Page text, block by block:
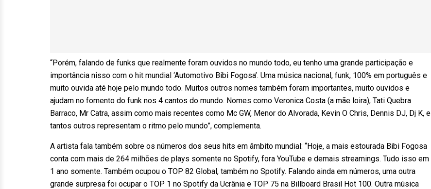
“Porém, falando de funks que realmente foram ouvidos no mundo todo, eu tenho uma grande participação e
importância nisso com o hit mundial ‘Automotivo Bibi Fogosa’. Uma música nacional, funk, 100% em português e
muito ouvida até hoje pelo mundo todo. Muitos outros nomes também foram importantes, muito ouvidos e
ajudam no fomento do funk nos 4 cantos do mundo. Nomes como Veronica Costa (a mãe loira), Tati Quebra
Barraco, Mr Catra, assim como mais recentes como Mc GW, Menor do Alvorada, Kevin O Chris, Dennis DJ, Dj K, e
tantos outros representam o ritmo pelo mundo”, complementa.
A artista fala também sobre os números dos seus hits em âmbito mundial: “Hoje, a mais estourada Bibi Fogosa
conta com mais de 264 milhões de plays somente no Spotify, fora YouTube e demais streamings. Tudo isso em
1 ano somente. Também ocupou o TOP 82 Global, também no Spotify. Falando ainda em números, uma outra
grande surpresa foi ocupar o TOP 1 no Spotify da Ucrânia e TOP 75 na Billboard Brasil Hot 100. Outra música